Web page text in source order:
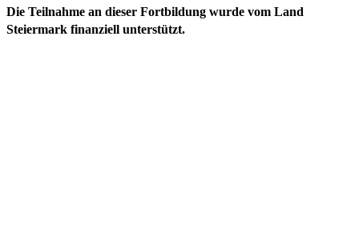
Die Teilnahme an dieser Fortbildung wurde vom Land
Steiermark finanziell unterstützt.